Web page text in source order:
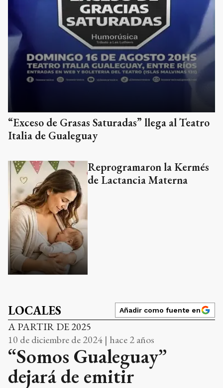
“Exceso de Grasas Saturadas” llega al Teatro
Italia de Gualeguay
Reprogramaron la Kermés
de Lactancia Materna
LOCALES Añadir como fuente en
A PARTIR DE 2025
10 de diciembre de 2024 | hace 2 años
“Somos Gualeguay”
dejará de emitir